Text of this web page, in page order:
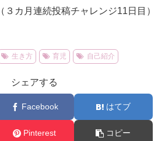
（３カ月連続投稿チャレンジ11日目）
生き方 育児 自己紹介
シェアする
Facebook はてブ
Pinterest コピー